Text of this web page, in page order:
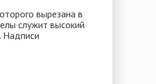
вырезана в
служит высокий
Надписи